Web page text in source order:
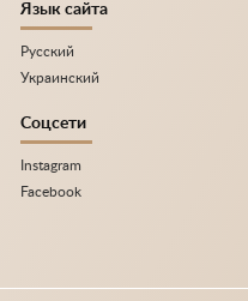
Язык сайта
Русский
Украинский
Соцсети
Instagram
Facebook